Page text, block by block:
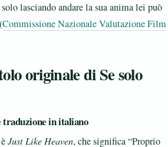
lasciando andare la sua anima lei può
Commissione Nazionale Valutazione Film
originale di Se solo
in italiano
Just Like Heaven, che significa “Proprio